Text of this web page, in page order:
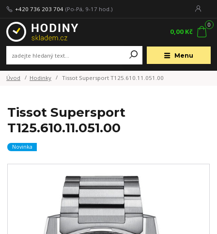
Menu
+420 736 203 704 (Po-Pá, 9-17 hod.)
0
0,00 Kč
Úvod Hodinky Tissot Supersport T125.610.11.051.00
Tissot Supersport
T125.610.11.051.00
Novinka